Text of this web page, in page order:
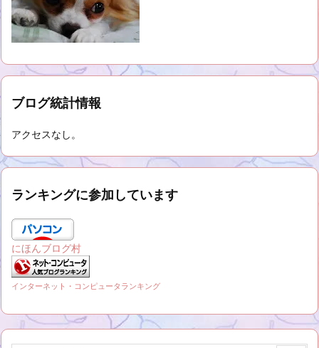
ブログ統計情報
アクセスなし。
ランキングに参加しています
にほんブログ村
インターネット・コンピュータランキング